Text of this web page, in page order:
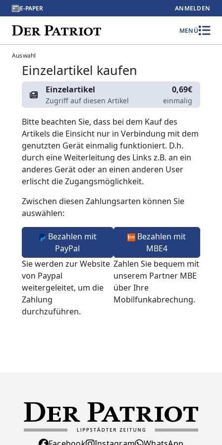
E-PAPER ANMELDEN
MENÜ
Auswahl
Einzelartikel kaufen
Einzelartikel
Zugriff auf diesen Artikel
0,69€
einmalig
Bitte beachten Sie, dass bei dem Kauf des
Artikels die Einsicht nur in Verbindung mit dem
genutzten Gerät einmalig funktioniert. D.h.
durch eine Weiterleitung des Links z.B. an ein
anderes Gerät oder an einen anderen User
erlischt die Zugangsmöglichkeit.
Zwischen diesen Zahlungsarten können Sie
auswählen:
Bezahlen mit
PayPal
Sie werden zur Website
von Paypal
weitergeleitet, um die
Zahlung
durchzuführen.
Bezahlen mit
MBE4
Zahlen Sie bequem mit
unserem Partner MBE
über Ihre
Mobilfunkabrechung.